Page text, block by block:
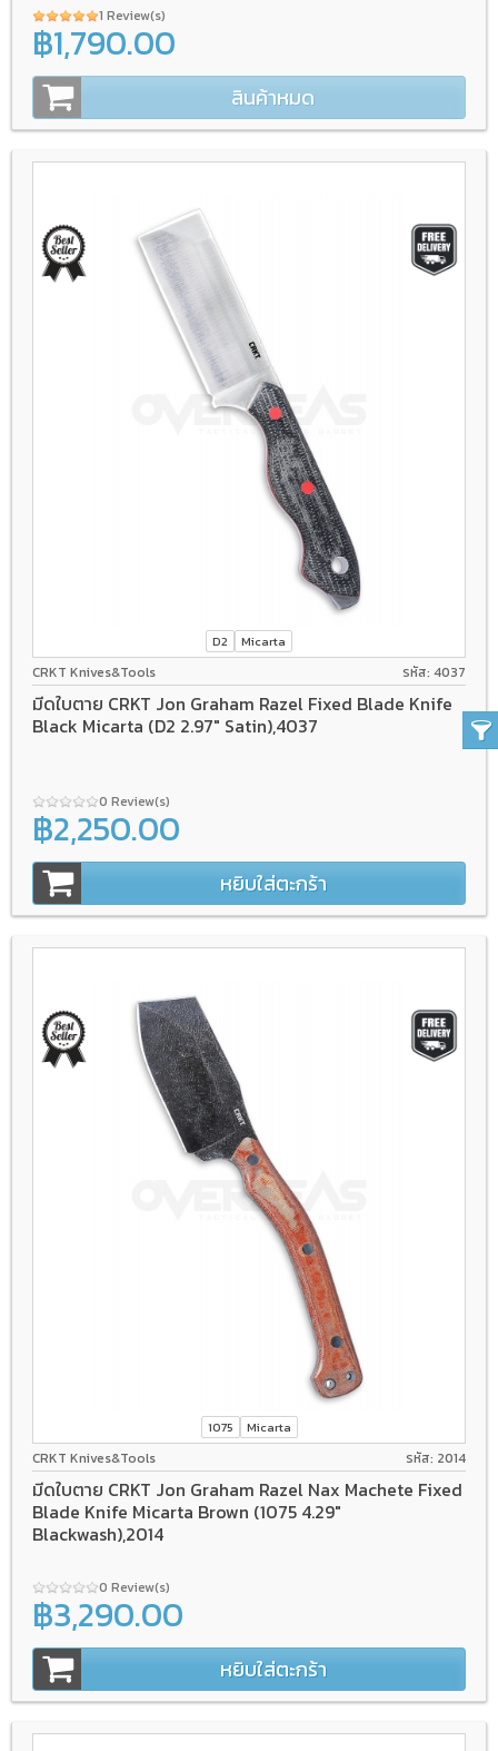
1 Review(s)
฿1,790.00
สินค้าหมด
D2 Micarta
CRKT Knives&Tools รหัส: 4037
มีดใบตาย CRKT Jon Graham Razel Fixed Blade Knife
Black Micarta (D2 2.97" Satin),4037
0 Review(s)
฿2,250.00
หยิบใส่ตะกร้า
1075 Micarta
CRKT Knives&Tools รหัส: 2014
มีดใบตาย CRKT Jon Graham Razel Nax Machete Fixed
Blade Knife Micarta Brown (1075 4.29"
Blackwash),2014
0 Review(s)
฿3,290.00
หยิบใส่ตะกร้า